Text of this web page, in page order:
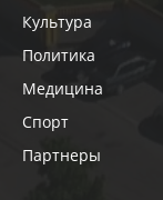
Культура
Политика
Медицина
Спорт
Партнеры